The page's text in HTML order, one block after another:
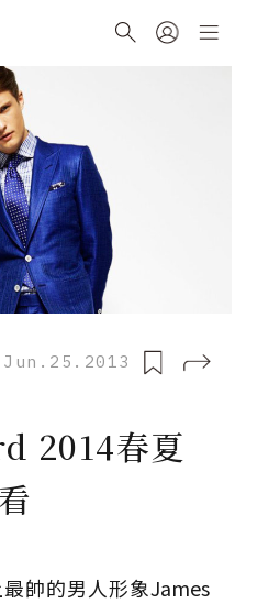
Jun.25.2013
2014春夏
帥的男人形象James